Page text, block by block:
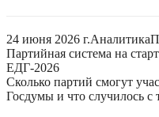
24 июня 2026 г.Аналитика
Партийная система на
ЕДГ-2026
Сколько партий смогут
Госдумы и что случилось с